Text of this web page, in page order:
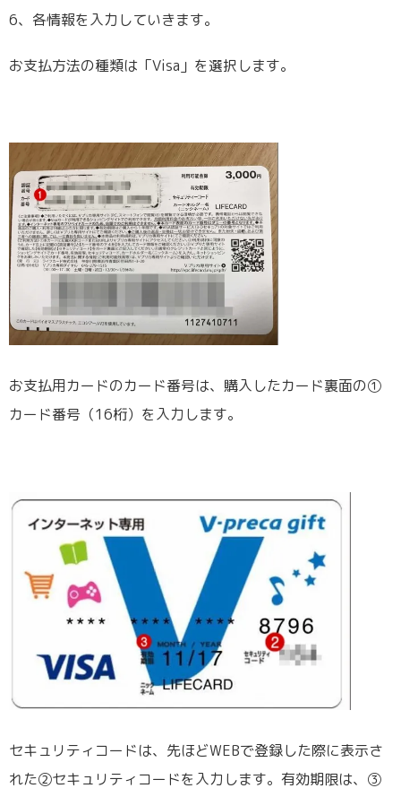
6、各情報を入力していきます。
お支払方法の種類は「Visa」を選択します。
お支払用カードのカード番号は、購入したカード裏面の①
カード番号（16桁）を入力します。
セキュリティコードは、先ほどWEBで登録した際に表示さ
れた②セキュリティコードを入力します。有効期限は、③